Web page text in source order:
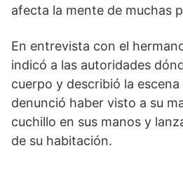
afecta la mente de muchas
En entrevista con el
indicó a las autoridades
cuerpo y describió la
denunció haber visto a su
cuchillo en sus manos y
de su habitación.